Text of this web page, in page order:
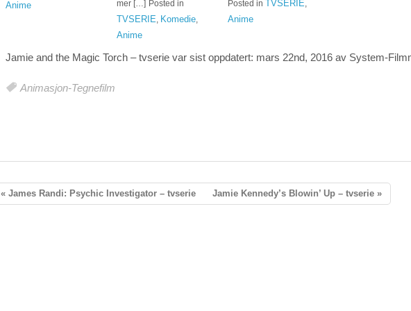
Anime
mer […] Posted in
TVSERIE Komedie,
Anime
Posted in TVSERIE
Anime
Jamie and the Magic Torch – tvserievar sist oppdatert: mars 22nd, 2016av System-
Animasjon-Tegnefilm
« James Randi: Psychic Investigator – tvserie Jamie Kennedy’s Blowin’ Up – tvserie »